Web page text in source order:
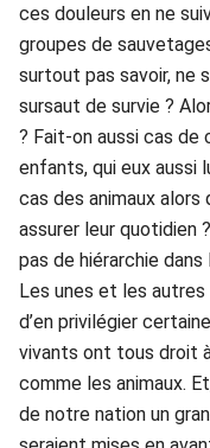
ces douleurs en ne
groupes de
surtout pas savoir, ne
sursaut de survie ?
? Fait-on aussi cas
enfants, qui eux aussi
cas des animaux
assurer leur quotidien
pas de hiérarchie
Les unes et les autres
d’en privilégier
vivants ont tous droit
comme les animaux.
de notre nation un